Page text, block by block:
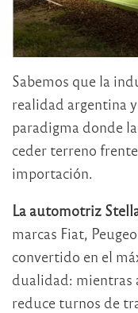
Sabemos que la
realidad argentina
paradigma donde
ceder terreno
importación.
La automotriz
marcas Fiat,
convertido en el
dualidad: mientras
reduce turnos de